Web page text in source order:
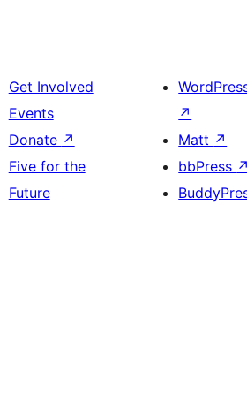
Get Involved
Events
Donate ↗
Five for the
Future
↗
Matt ↗
bbPress ↗